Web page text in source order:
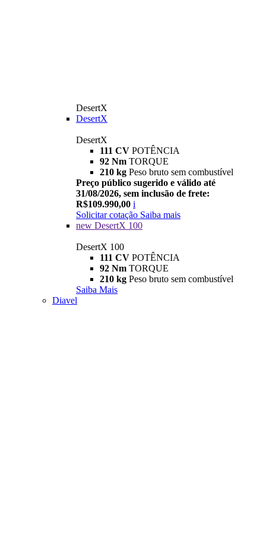
DesertX
DesertX
DesertX
111 CV POTÊNCIA
92 Nm TORQUE
210 kg Peso bruto sem combustível
Preço público sugerido e válido até
31/08/2026, sem inclusão de frete:
R$109.990,00 i
Solicitar cotação Saiba mais
new DesertX 100
DesertX 100
111 CV POTÊNCIA
92 Nm TORQUE
210 kg Peso bruto sem combustível
Saiba Mais
Diavel